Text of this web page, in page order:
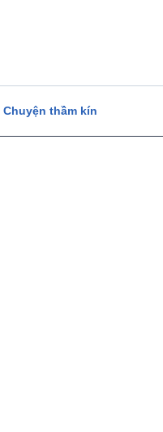
Chuyện thầm kín